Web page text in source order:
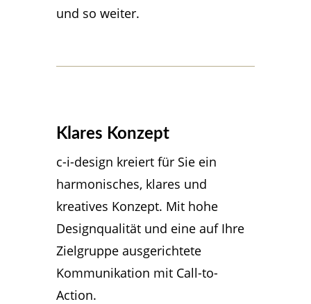
und so weiter.
Klares Konzept
c-i-design kreiert für Sie ein
harmonisches, klares und
kreatives Konzept. Mit hohe
Designqualität und eine auf Ihre
Zielgruppe ausgerichtete
Kommunikation mit Call-to-
Action.